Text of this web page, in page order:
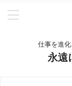
仕事を進化
永遠